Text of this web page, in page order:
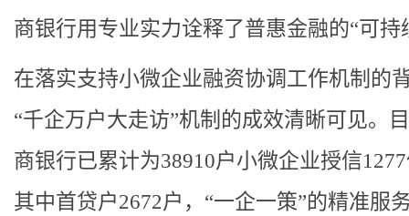
商银行用专业实力诠释了普惠金融的“可持
在落实支持小微企业融资协调工作机制的
“千企万户大走访”机制的成效清晰可见。
商银行已累计为38910户小微企业授信
其中首贷户2672户，“一企一策”的精准服